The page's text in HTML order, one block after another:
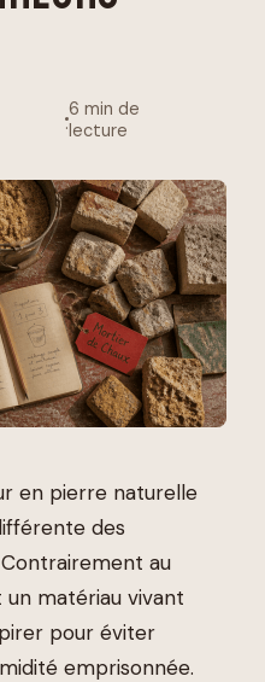
·
6 min de
lecture
en pierre naturelle
des
au
matériau vivant
pour éviter
emprisonnée.